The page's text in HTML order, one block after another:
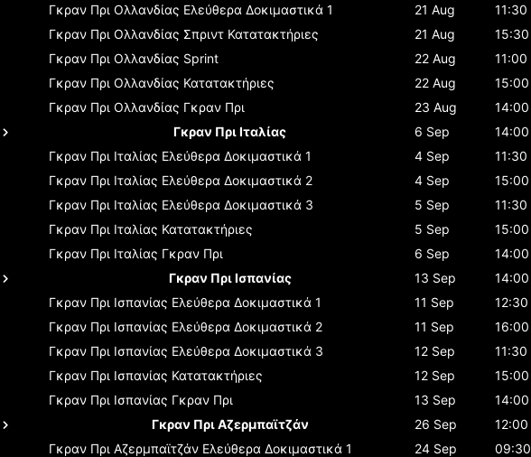
Γκραν Πρι Ολλανδίας Ελεύθερα Δοκιμαστικά 1 21 Aug
11:30
Γκραν Πρι Ολλανδίας Σπριντ Κατατακτήριες 21 Aug
15:30
Γκραν Πρι Ολλανδίας Sprint 22 Aug
11:00
Γκραν Πρι Ολλανδίας Κατατακτήριες 22 Aug
15:00
Γκραν Πρι Ολλανδίας Γκραν Πρι 23 Aug
14:00
Γκραν Πρι Ιταλίας
6 Sep
14:00
Γκραν Πρι Ιταλίας Ελεύθερα Δοκιμαστικά 1 4 Sep
11:30
Γκραν Πρι Ιταλίας Ελεύθερα Δοκιμαστικά 2 4 Sep
15:00
Γκραν Πρι Ιταλίας Ελεύθερα Δοκιμαστικά 3 5 Sep
11:30
Γκραν Πρι Ιταλίας Κατατακτήριες 5 Sep
15:00
Γκραν Πρι Ιταλίας Γκραν Πρι 6 Sep
14:00
Γκραν Πρι Ισπανίας
13 Sep
14:00
Γκραν Πρι Ισπανίας Ελεύθερα Δοκιμαστικά 1 11 Sep
12:30
Γκραν Πρι Ισπανίας Ελεύθερα Δοκιμαστικά 2 11 Sep
16:00
Γκραν Πρι Ισπανίας Ελεύθερα Δοκιμαστικά 3 12 Sep
11:30
Γκραν Πρι Ισπανίας Κατατακτήριες 12 Sep
15:00
Γκραν Πρι Ισπανίας Γκραν Πρι 13 Sep
14:00
Γκραν Πρι Αζερμπαϊτζάν
26 Sep
12:00
Γκραν Πρι Αζερμπαϊτζάν Ελεύθερα Δοκιμαστικά 1 24 Sep
09:30